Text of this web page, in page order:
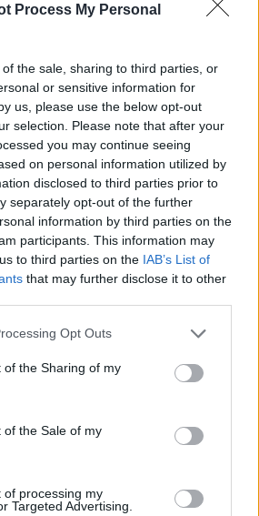
Process My Personal
the sale, sharing to third parties, or
or sensitive information for
us, please use the below opt-out
selection. Please note that after your
you may continue seeing
on personal information utilized by
disclosed to third parties prior to
separately opt-out of the further
information by third parties on the
participants. This information may
to third parties on the IAB’s List of
that may further disclose it to other
Opt Outs
of the Sharing of my
of the Sale of my
of processing my
Targeted Advertising.
në motin hapësinor dhe Tokë
for Italy| Esim for Spain|Esim